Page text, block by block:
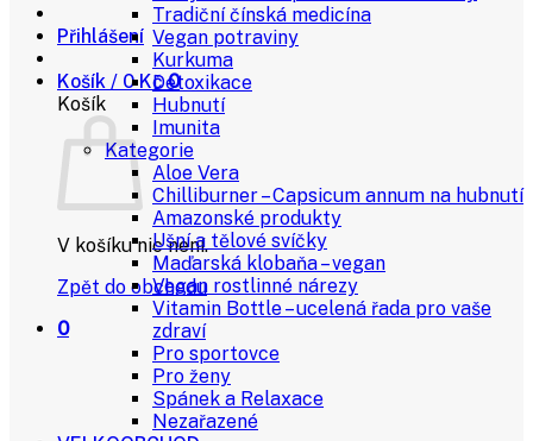
Přihlášení
Košík / 0Kč 0
Košík
V košíku nic není.
Zpět do obchodu
0
Tradiční čínská medicína
Vegan potraviny
Kurkuma
Detoxikace
Hubnutí
Imunita
Kategorie
Aloe Vera
Chilliburner – Capsicum annum na hubnutí
Amazonské produkty
Ušní a tělové svíčky
Maďarská klobaňa – vegan
Vegan rostlinné nárezy
Vitamin Bottle – ucelená řada pro vaše
zdraví
Pro sportovce
Pro ženy
Spánek a Relaxace
Nezařazené